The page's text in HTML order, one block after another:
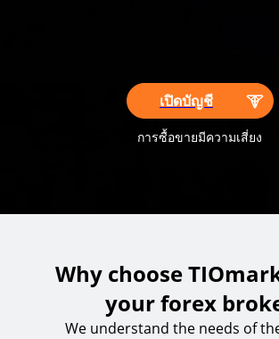
เปิดบัญชี
การซื้อขายมีความเสี่ยง
Why choose
your forex
We understand the needs of